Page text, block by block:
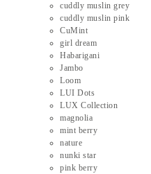
cuddly muslin grey
cuddly muslin pink
CuMint
girl dream
Habarigani
Jambo
Loom
LUI Dots
LUX Collection
magnolia
mint berry
nature
nunki star
pink berry